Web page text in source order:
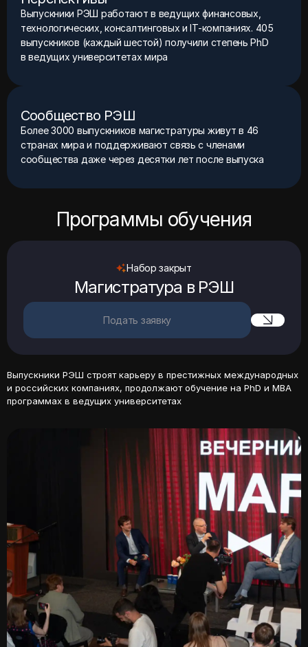
Выпускники РЭШ работают в ведущих финансовых,
технологических, консалтинговых и IT-компаниях. 405
выпускников (каждый шестой) получили степень PhD
в ведущих университетах мира
Сообщество РЭШ
Более 3000 выпускников магистратуры живут в 46
странах мира и поддерживают связь с членами
сообщества даже через десятки лет после выпуска
Программы обучения
Магистратура в РЭШ
Набор закрыт
Подать заявку
Выпускники РЭШ строят карьеру в престижных международных
и российских компаниях, продолжают обучение на PhD и MBA
программах в ведущих университетах